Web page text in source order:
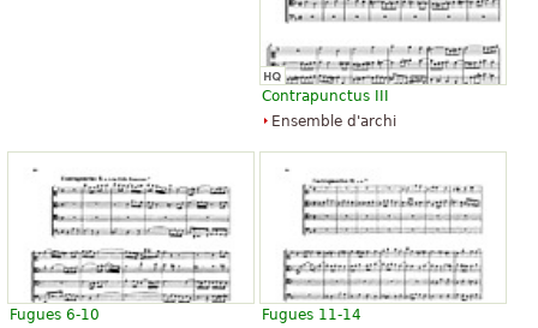
Contrapunctus III
Ensemble d'archi
Fugues 6-10 Fugues 11-14